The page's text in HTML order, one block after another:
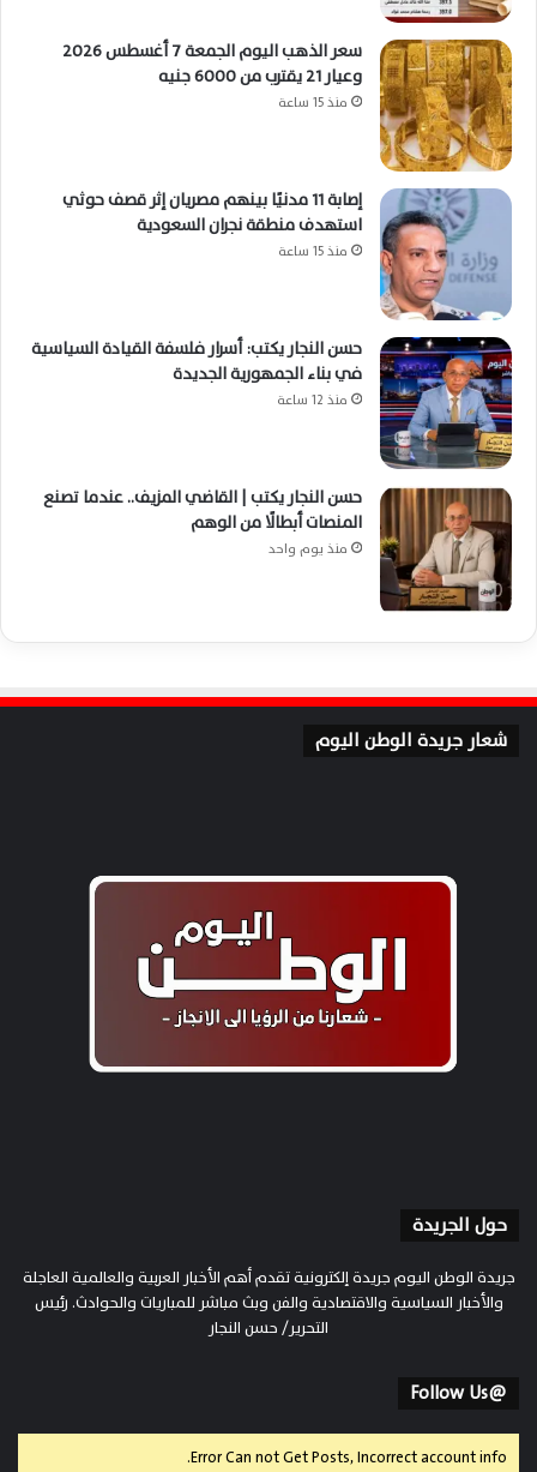
سعر الذهب اليوم الجمعة 7 أغسطس 2026
وعيار 21 يقترب من 6000 جنيه
منذ 15 ساعة
إصابة 11 مدنيًا بينهم مصريان إثر قصف حوثي
استهدف منطقة نجران السعودية
منذ 15 ساعة
حسن النجار يكتب: أسرار فلسفة القيادة السياسية
في بناء الجمهورية الجديدة
منذ 12 ساعة
حسن النجار يكتب | القاضي المزيف.. عندما تصنع
المنصات أبطالًا من الوهم
منذ يوم واحد
شعار جريدة الوطن اليوم
حول الجريدة
جريدة الوطن اليوم جريدة إلكترونية تقدم أهم الأخبار العربية والعالمية العاجلة
والأخبار السياسية والاقتصادية والفن وبث مباشر للمباريات والحوادث. رئيس
التحرير/ حسن النجار
@Follow Us
Error Can not Get Posts, Incorrect account info.